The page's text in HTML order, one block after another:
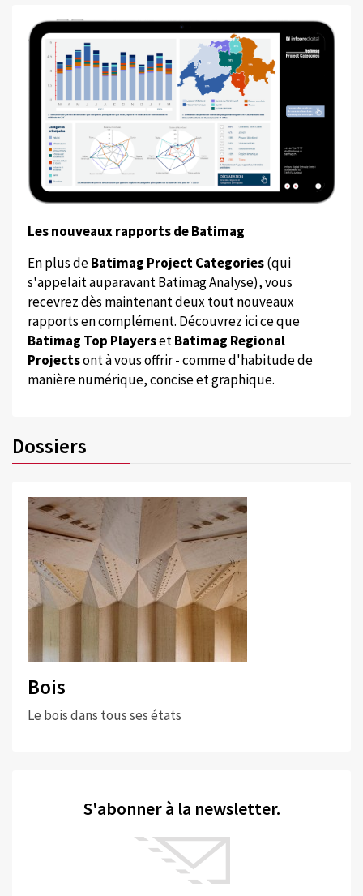
Les nouveaux rapports de Batimag
En plus deBatimag Project Categories(qui
s'appelait auparavant Batimag Analyse), vous
recevrez dès maintenant deux tout nouveaux
rapports en complément. Découvrez ici ce que
Batimag Top PlayersetBatimag Regional
Projectsont à vous offrir - comme d'habitude de
manière numérique, concise et graphique.
Dossiers
Bois
Le bois dans tous ses états
S'abonner à la newsletter.